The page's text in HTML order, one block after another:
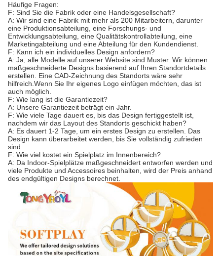
Häufige Fragen:
F: Sind Sie die Fabrik oder eine Handelsgesellschaft?
A: Wir sind eine Fabrik mit mehr als 200 Mitarbeitern, darunter
eine Produktionsabteilung, eine Forschungs- und
Entwicklungsabteilung, eine Qualitätskontrollabteilung, eine
Marketingabteilung und eine Abteilung für den Kundendienst.
F: Kann ich ein individuelles Design anfordern?
A: Ja, alle Modelle auf unserer Website sind Muster. Wir können
maßgeschneiderte Designs basierend auf Ihren Standortdetails
erstellen. Eine CAD-Zeichnung des Standorts wäre sehr
hilfreich.Wenn Sie Ihr eigenes Logo einfügen möchten, das ist
auch möglich.
F: Wie lang ist die Garantiezeit?
A: Unsere Garantiezeit beträgt ein Jahr.
F: Wie viele Tage dauert es, bis das Design fertiggestellt ist,
nachdem wir das Layout des Standorts geschickt haben?
A: Es dauert 1-2 Tage, um ein erstes Design zu erstellen. Das
Design kann überarbeitet werden, bis Sie vollständig zufrieden
sind.
F: Wie viel kostet ein Spielplatz im Innenbereich?
A: Da Indoor-Spielplätze maßgeschneidert entworfen werden und
viele Produkte und Accessoires beinhalten, wird der Preis anhand
des endgültigen Designs berechnet.